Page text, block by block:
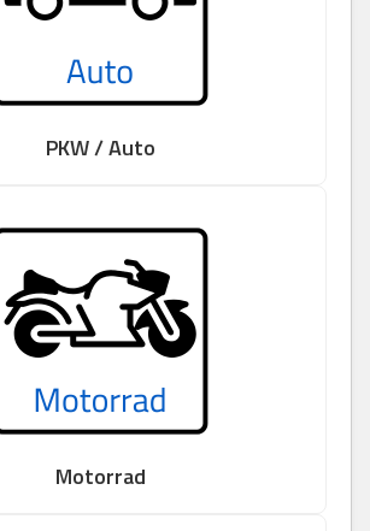
PKW / Auto
Motorrad